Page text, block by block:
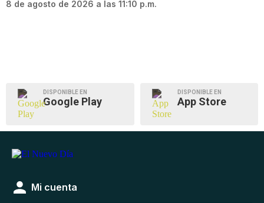
8 de agosto de 2026 a las 11:10 p.m.
DISPONIBLE EN
Google Play
DISPONIBLE EN
App Store
Mi cuenta